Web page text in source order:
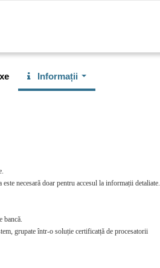
Informații
necesară doar pentru accesul la informații detaliate.
bancă.
grupate într-o soluție certificatță de procesatorii